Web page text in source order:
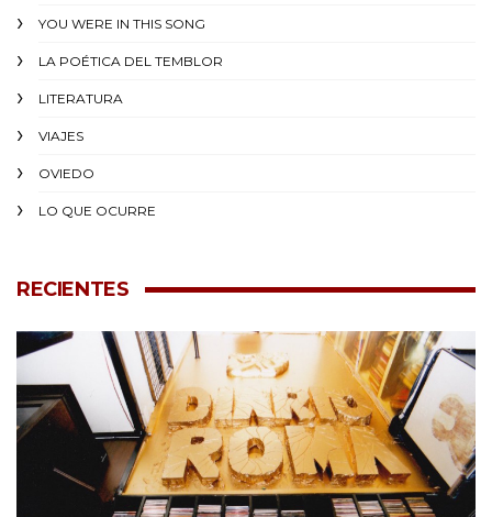
YOU WERE IN THIS SONG
LA POÉTICA DEL TEMBLOR
LITERATURA
VIAJES
OVIEDO
LO QUE OCURRE
RECIENTES